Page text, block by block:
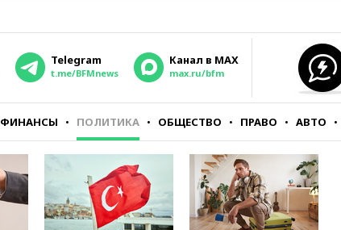
Telegram
t.me/BFMnews
Канал в MAX
max.ru/bfm
ФИНАНСЫ ПОЛИТИКА ОБЩЕСТВО ПРАВО АВТО